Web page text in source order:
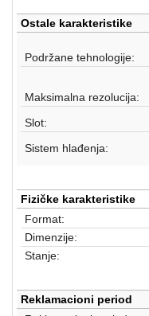
Ostale karakteristike
Podržane tehnologije:
Maksimalna rezolucija:
Slot:
Sistem hlađenja:
Fizičke karakteristike
Format:
Dimenzije:
Stanje:
Reklamacioni period